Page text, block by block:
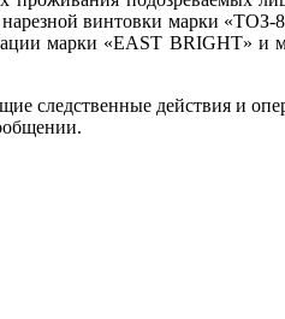
винтовки марки
марки «EAST ВRIGHT»
следственные действия и